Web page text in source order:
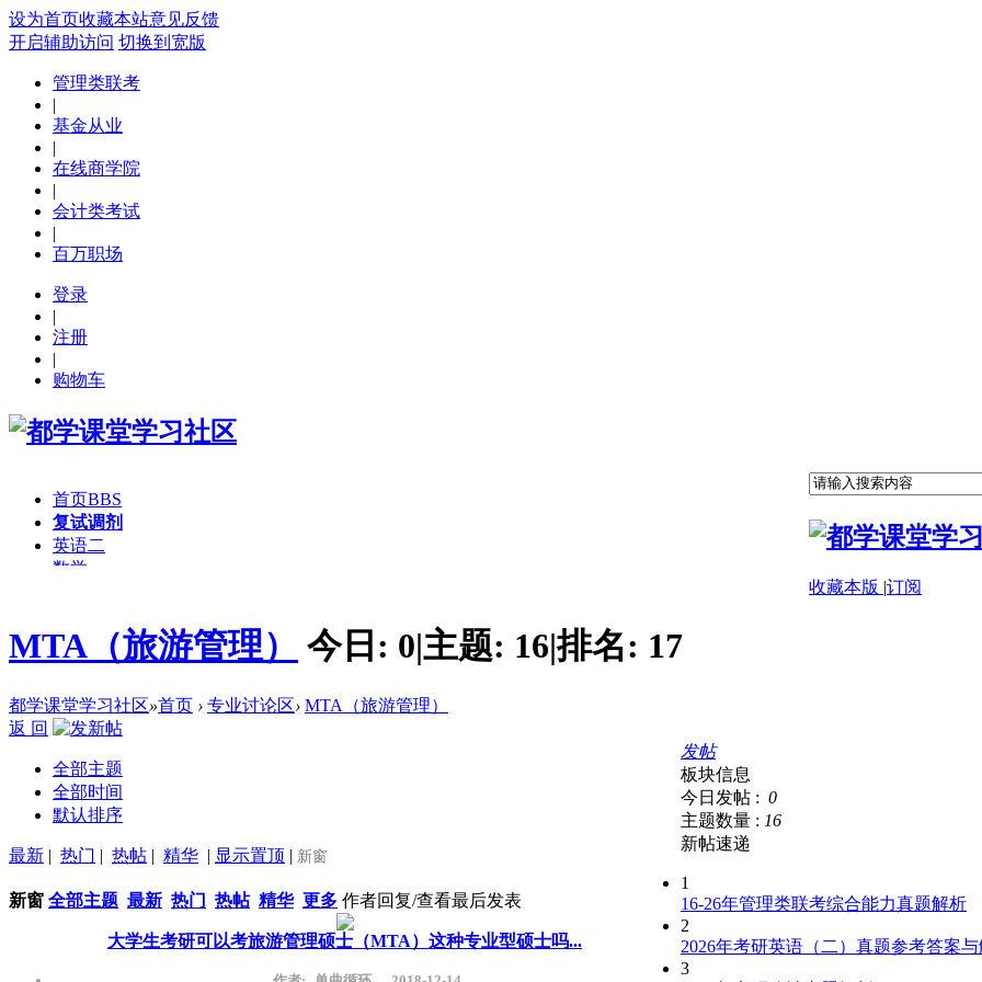
设为首页收藏本站意见反馈
开启辅助访问 切换到宽版
管理类联考
|
基金从业
|
在线商学院
|
会计类考试
|
百万职场
登录
|
注册
|
购物车
首页BBS
复试调剂
英语二
数学
MBA
MPAcc
资源下载
收藏本版 |订阅
MTA（旅游管理） 今日: 0|主题: 16|排名: 17
都学课堂学习社区»首页 › 专业讨论区› MTA（旅游管理）
返 回
全部主题
全部时间
默认排序
最新 | 热门 | 热帖 | 精华 | 显示置顶 | 新窗
新窗 全部主题 最新 热门 热帖 精华 更多 作者回复/查看最后发表
大学生考研可以考旅游管理硕士（MTA）这种专业型硕士吗...
发帖
板块信息
今日发帖 : 0
主题数量 : 16
新帖速递
1
16-26年管理类联考综合能力真题解析
2
2026年考研英语（二）真题参考答案
3